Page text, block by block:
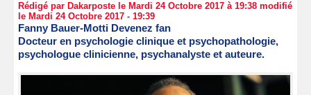
Rédigé par Dakarposte le Mardi 24 Octobre 2017 à 19:38 modifié
le Mardi 24 Octobre 2017 - 19:39
Fanny Bauer-Motti Devenez fan
Docteur en psychologie clinique et psychopathologie,
psychologue clinicienne, psychanalyste et auteure.